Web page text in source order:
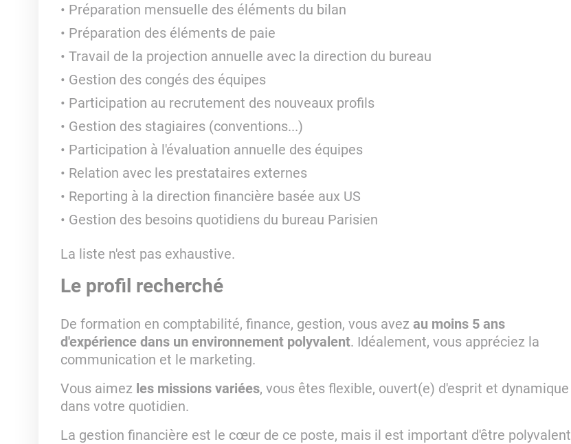
Préparation mensuelle des éléments du bilan
Préparation des éléments de paie
Travail de la projection annuelle avec la direction du bureau
Gestion des congés des équipes
Participation au recrutement des nouveaux profils
Gestion des stagiaires (conventions...)
Participation à l'évaluation annuelle des équipes
Relation avec les prestataires externes
Reporting à la direction financière basée aux US
Gestion des besoins quotidiens du bureau Parisien
La liste n'est pas exhaustive.
Le profil recherché
De formation en comptabilité, finance, gestion, vous avez au moins 5 ans
d'expérience dans un environnement polyvalent. Idéalement, vous appréciez la
communication et le marketing.
Vous aimezles missions variées, vous êtes flexible, ouvert(e) d'esprit et dynamique
dans votre quotidien.
La gestion financière est le cœur de ce poste, mais il est important d'être polyvalent